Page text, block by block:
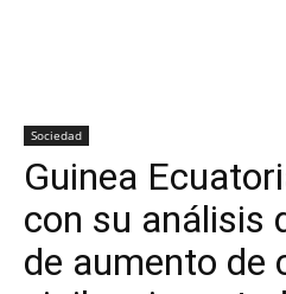
Sociedad
Guinea
con su análisis
de aumento de